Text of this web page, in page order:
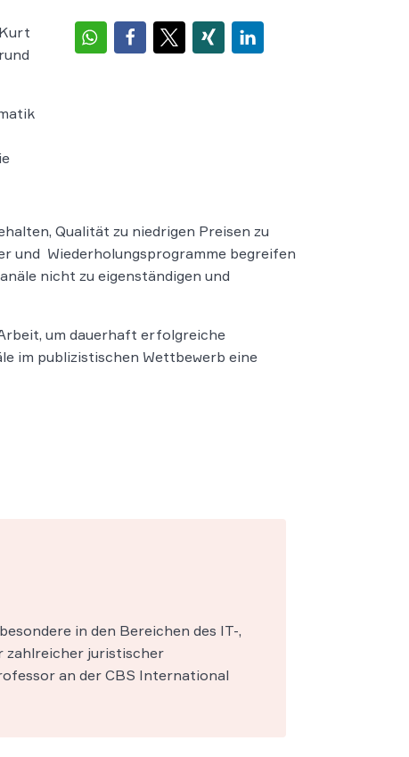
Qualität zu niedrigen Preisen zu
und Wiederholungsprogramme begreifen
nicht zu eigenständigen und
um dauerhaft erfolgreiche
im publizistischen Wettbewerb eine
in den Bereichen des IT-,
zahlreicher juristischer
an der CBS International